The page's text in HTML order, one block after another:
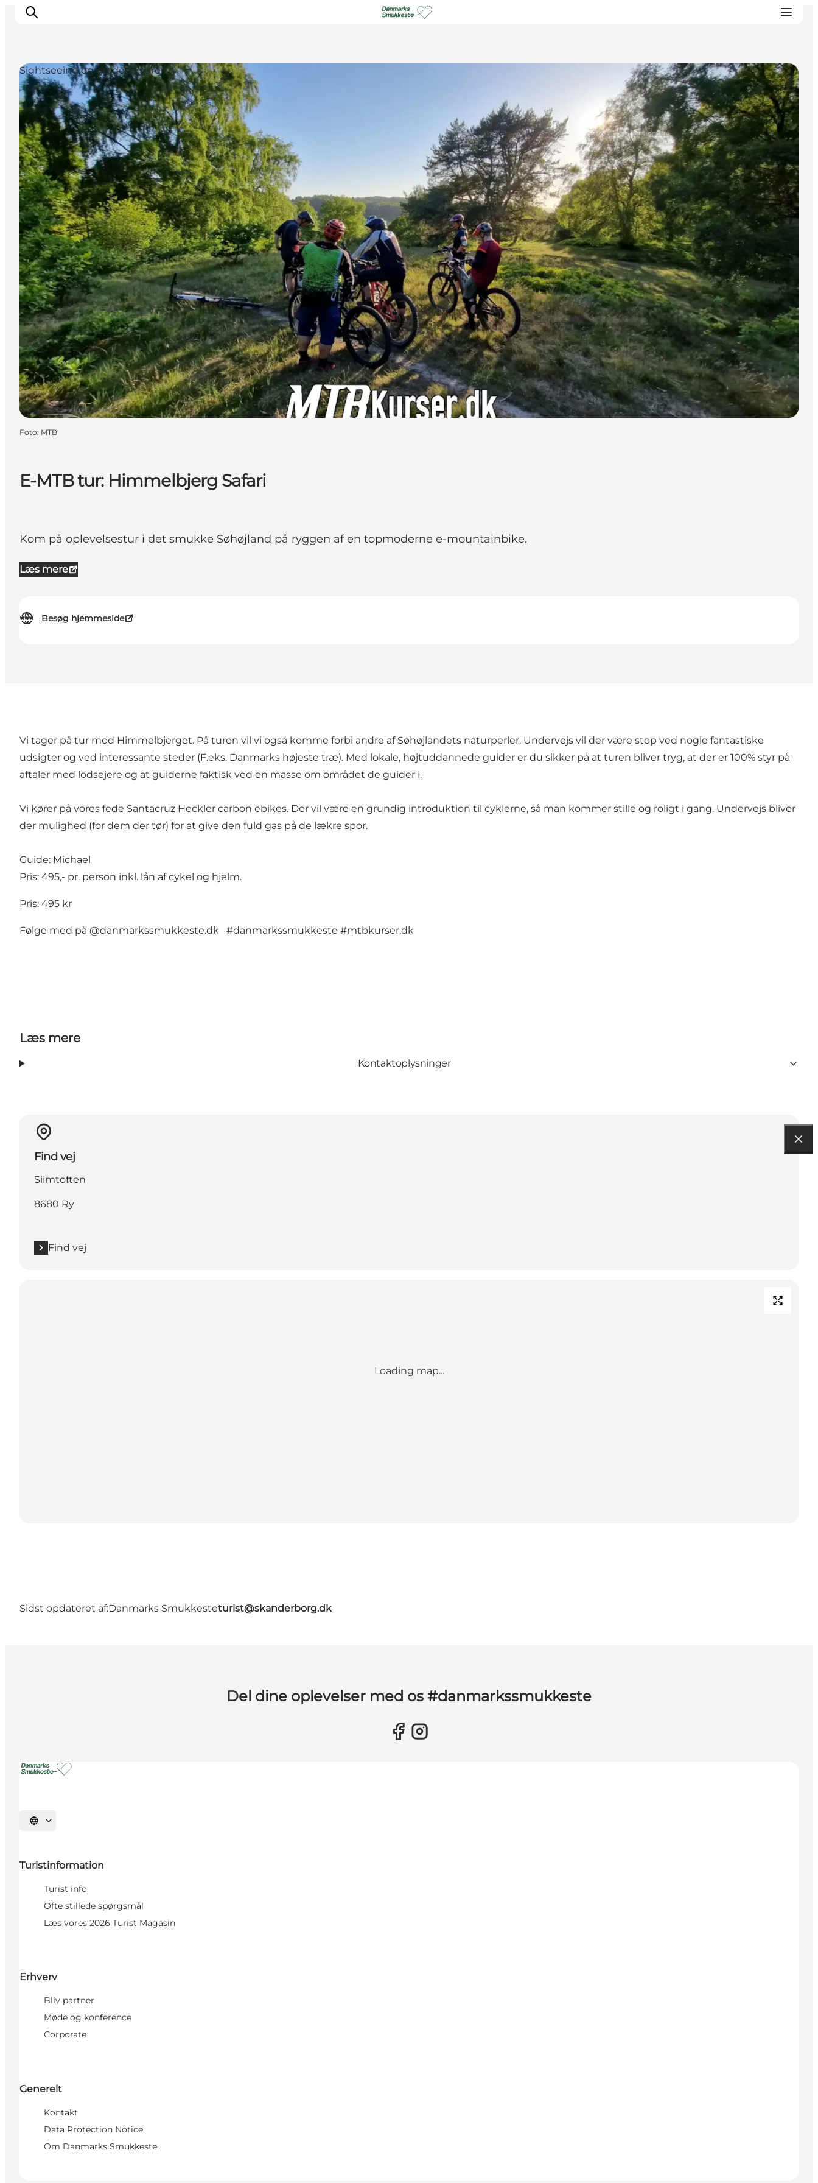
Oplev naturen
Opdag byerne
Det sker
Getaway
Overnatning
Planlæg
E-MTB tur: Himmelbjerg Safari
Kom på oplevelsestur i det smukke Søhøjland på ryggen af en topmoderne e-mountainbike.
Læs mere
Besøg hjemmeside
Sightseeing og guidede ture
Foto: MTB
Vi tager på tur mod Himmelbjerget. På turen vil vi også komme forbi andre af Søhøjlandets naturperler. Undervejs vil der være stop ved nogle fantastiske
udsigter og ved interessante steder (F.eks. Danmarks højeste træ). Med lokale, højtuddannede guider er du sikker på at turen bliver tryg, at der er 100% styr på
aftaler med lodsejere og at guiderne faktisk ved en masse om området de guider i.
Vi kører på vores fede Santacruz Heckler carbon ebikes. Der vil være en grundig introduktion til cyklerne, så man kommer stille og roligt i gang. Undervejs bliver
der mulighed (for dem der tør) for at give den fuld gas på de lækre spor.
Guide: Michael
Pris: 495,- pr. person inkl. lån af cykel og hjelm.
Pris: 495 kr
Følge med på @danmarkssmukkeste.dk #danmarkssmukkeste #mtbkurser.dk
Læs mere
Kontaktoplysninger
Find vej
Siimtoften
8680 Ry
Find vej
Loading map...
Sidst opdateret af:Danmarks Smukkesteturist@skanderborg.dk
Del dine oplevelser med os #danmarkssmukkeste
Vælg sprog
Turistinformation
Turist info
Ofte stillede spørgsmål
Læs vores 2026 Turist Magasin
Erhverv
Bliv partner
Møde og konference
Corporate
Generelt
Kontakt
Data Protection Notice
Om Danmarks Smukkeste